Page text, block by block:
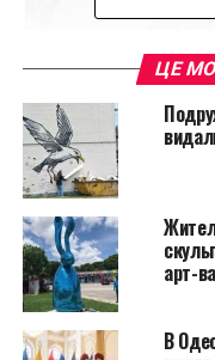
Julia Leeb
Как и в случае
фотографами, как
Капа и Кристиан
были
безопасность
ЦЕ
арт-
В